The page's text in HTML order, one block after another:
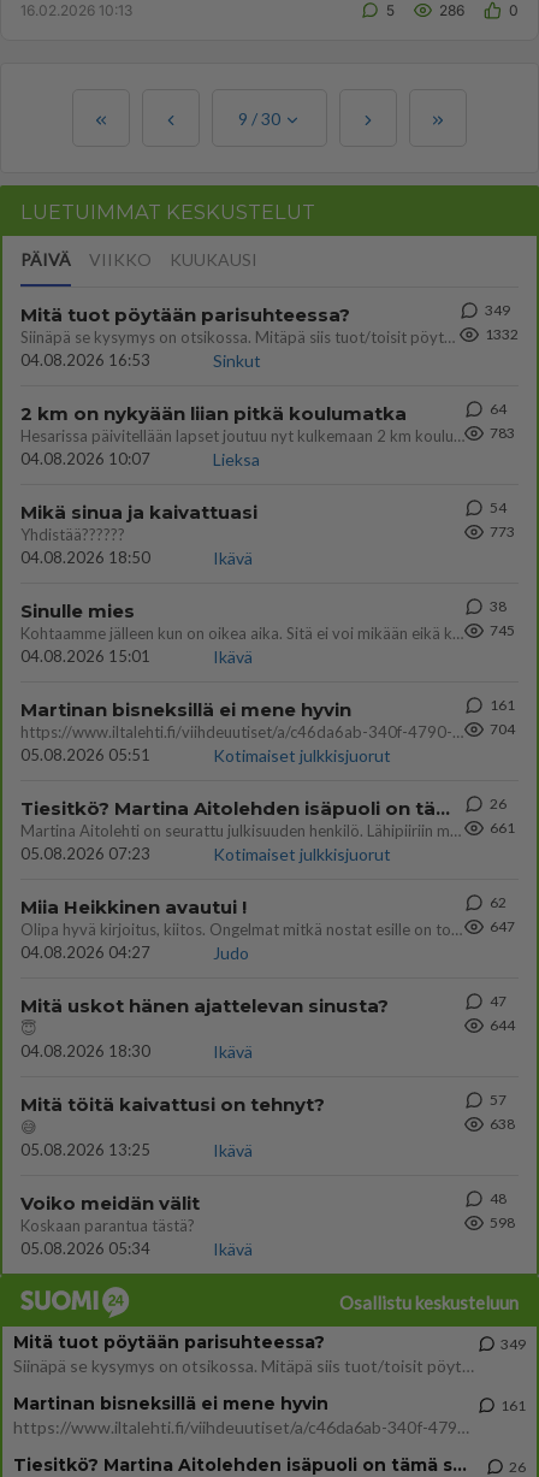
16.02.2026 10:13 5 286 0
9 /30
LUETUIMMAT KESKUSTELUT
PÄIVÄ VIIKKO KUUKAUSI
Mitä tuot pöytään parisuhteessa?
Siinäpä se kysymys on otsikossa. Mitäpä siis tuot/toisit pöytään parisuhteessa? Oletko mies vai nainen? Koetko sen mitä
04.08.2026 16:53
Sinkut
349
1332
2 km on nykyään liian pitkä koulumatka
Hesarissa päivitellään lapset joutuu nyt kulkemaan 2 km kouluun jösses. Ruostefillarilla tuo matka menee vaikka miten äk
04.08.2026 10:07
Lieksa
64
783
Mikä sinua ja kaivattuasi
Yhdistää??????
04.08.2026 18:50
Ikävä
54
773
Sinulle mies
Kohtaamme jälleen kun on oikea aika. Sitä ei voi mikään eikä kukaan estää <3 <3
04.08.2026 15:01
Ikävä
38
745
Martinan bisneksillä ei mene hyvin
https://www.iltalehti.fi/viihdeuutiset/a/c46da6ab-340f-4790-aaa7-0865eed2336 Yrityksen konkurssihakemus on tullut kärä
05.08.2026 05:51
Kotimaiset julkkisjuorut
161
704
Tiesitkö? Martina Aitolehden isäpuoli on tämä suosittu laulaja
Martina Aitolehti on seurattu julkisuuden henkilö. Lähipiiriin mahtuu muitakin tunnettuja henkilöitä. Tiesitkö, että Ma
05.08.2026 07:23
Kotimaiset julkkisjuorut
26
661
Miia Heikkinen avautui !
Olipa hyvä kirjoitus, kiitos. Ongelmat mitkä nostat esille on todellisia ja tämä ylimielisyys totta ja se näkyy kaikessa
04.08.2026 04:27
Judo
62
647
Mitä uskot hänen ajattelevan sinusta?
😇
04.08.2026 18:30
Ikävä
47
644
Mitä töitä kaivattusi on tehnyt?
😅
05.08.2026 13:25
Ikävä
57
638
Voiko meidän välit
Koskaan parantua tästä?
05.08.2026 05:34
Ikävä
48
598
Osallistu keskusteluun
Mitä tuot pöytään parisuhteessa?
Siinäpä se kysymys on otsikossa. Mitäpä siis tuot/toisit pöytään parisuhteessa? Oletko mies vai nainen? Koetko sen mitä
349
Martinan bisneksillä ei mene hyvin
https://www.iltalehti.fi/viihdeuutiset/a/c46da6ab-340f-4790-aaa7-0865eed2336 Yrityksen konkurssihakemus on tullut kärä
161
Tiesitkö? Martina Aitolehden isäpuoli on tämä suosittu laulaja 26